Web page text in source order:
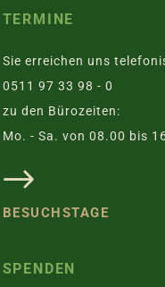
TERMINE
Sie erreichen uns
0511 97 33 98 - 0
zu den Bürozeiten:
Mo. - Sa. von 08.00 bis
BESUCHSTAGE
SPENDEN